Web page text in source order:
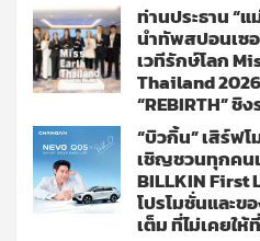
ท่านประธาน “
นำทัพสปอนเซ
เวทีรักษ์โลก
Thailand
“REBIRTH” ชิ
“บิวกิ้น” เสิร์ฟ
เชิญชวนทุกคนเ
BILLKIN First
โปรโมชั่นและ
เต็ม ที่ไม่เคยใ